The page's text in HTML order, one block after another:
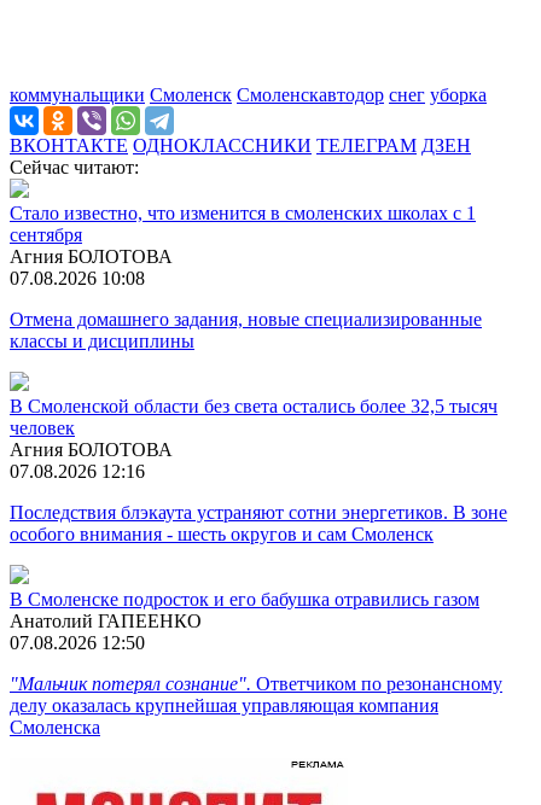
коммунальщики Смоленск Смоленскавтодор снег уборка
ВКОНТАКТЕ ОДНОКЛАССНИКИ ТЕЛЕГРАМ ДЗЕН
Сейчас читают:
Стало известно, что изменится в смоленских школах с 1
сентября
Агния БОЛОТОВА
07.08.2026 10:08
Отмена домашнего задания, новые специализированные
классы и дисциплины
В Смоленской области без света остались более 32,5 тысяч
человек
Агния БОЛОТОВА
07.08.2026 12:16
Последствия блэкаута устраняют сотни энергетиков. В зоне
особого внимания - шесть округов и сам Смоленск
В Смоленске подросток и его бабушка отравились газом
Анатолий ГАПЕЕНКО
07.08.2026 12:50
"Мальчик потерял сознание". Ответчиком по резонансному
делу оказалась крупнейшая управляющая компания
Смоленска